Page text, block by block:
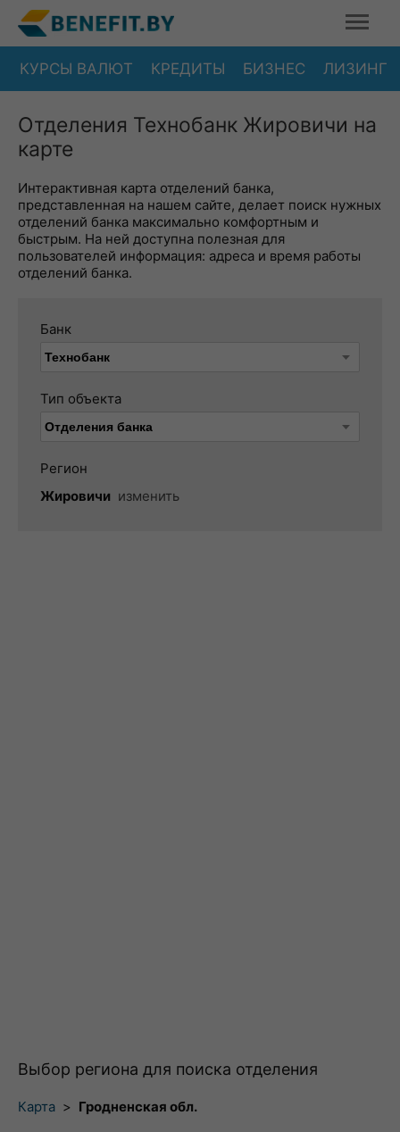
КУРСЫ ВАЛЮТ КРЕДИТЫ БИЗНЕС ЛИЗИНГ
Отделения Технобанк Жировичи на
карте
Интерактивная карта отделений банка,
представленная на нашем сайте, делает поиск нужных
отделений банка максимально комфортным и
быстрым. На ней доступна полезная для
пользователей информация: адреса и время работы
отделений банка.
Банк
Тип объекта
Регион
Жировичи изменить
Выбор региона для поиска отделения
Карта > Гродненская обл.